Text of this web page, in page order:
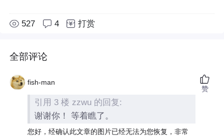
527 4 打赏
全部评论
fish-man
引用 3 楼 zzwu 的回复:
谢谢你！ 等着瞧了。
您好，经确认此文章的图片已经无法为您恢复，非常
赞